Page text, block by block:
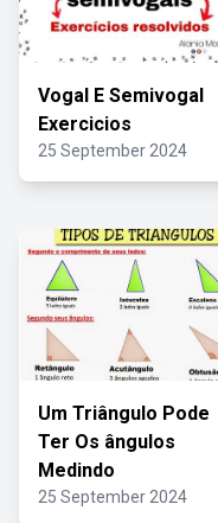
Vogal E Semivogal
Exercicios
25 September 2024
Um Triângulo Pode
Ter Os ângulos
Medindo
25 September 2024